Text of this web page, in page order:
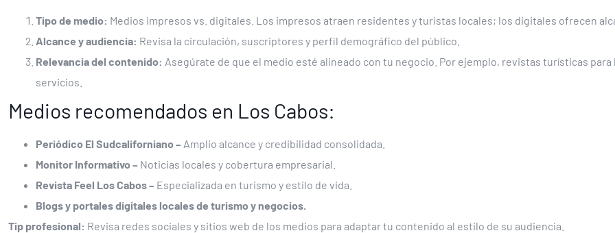
Tipo de medio: Medios impresos vs. digitales. Los impresos atraen residentes y turistas locales; los digitales ofrecen
Alcance y audiencia: Revisa la circulación, suscriptores y perfil demográfico del público.
Relevancia del contenido: Asegúrate de que el medio esté alineado con tu negocio. Por ejemplo, revistas turísticas
servicios.
Medios recomendados en Los Cabos:
Periódico El Sudcaliforniano – Amplio alcance y credibilidad consolidada.
Monitor Informativo – Noticias locales y cobertura empresarial.
Revista Feel Los Cabos – Especializada en turismo y estilo de vida.
Blogs y portales digitales locales de turismo y negocios.
Tip profesional: Revisa redes sociales y sitios web de los medios para adaptar tu contenido al estilo de su audiencia.